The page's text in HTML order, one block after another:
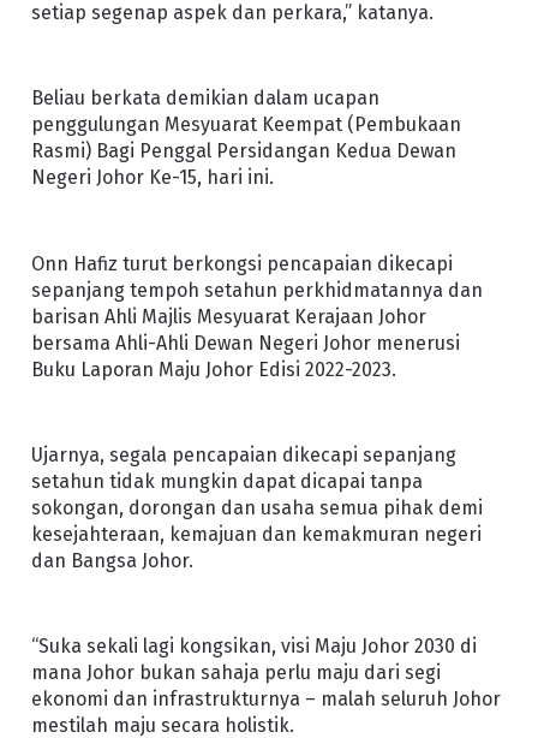
setiap segenap aspek dan perkara,” katanya.
Beliau berkata demikian dalam ucapan
penggulungan Mesyuarat Keempat (Pembukaan
Rasmi) Bagi Penggal Persidangan Kedua Dewan
Negeri Johor Ke-15, hari ini.
Onn Hafiz turut berkongsi pencapaian dikecapi
sepanjang tempoh setahun perkhidmatannya dan
barisan Ahli Majlis Mesyuarat Kerajaan Johor
bersama Ahli-Ahli Dewan Negeri Johor menerusi
Buku Laporan Maju Johor Edisi 2022-2023.
Ujarnya, segala pencapaian dikecapi sepanjang
setahun tidak mungkin dapat dicapai tanpa
sokongan, dorongan dan usaha semua pihak demi
kesejahteraan, kemajuan dan kemakmuran negeri
dan Bangsa Johor.
“Suka sekali lagi kongsikan, visi Maju Johor 2030 di
mana Johor bukan sahaja perlu maju dari segi
ekonomi dan infrastrukturnya – malah seluruh Johor
mestilah maju secara holistik.